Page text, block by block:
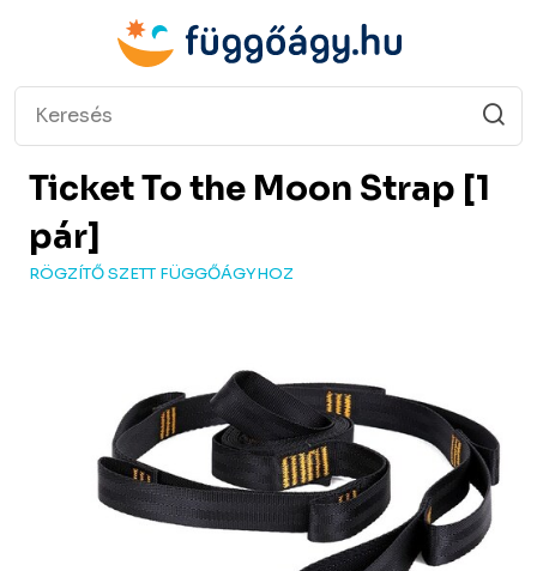
Ticket To the Moon Strap [1
pár]
RÖGZÍTŐ SZETT FÜGGŐÁGYHOZ